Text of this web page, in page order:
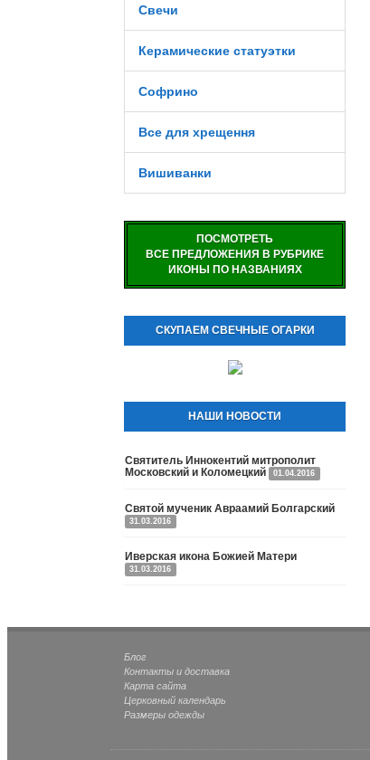
Свечи
Керамические статуэтки
Софрино
Все для хрещення
Вишиванки
ПОСМОТРЕТЬ
ВСЕ ПРЕДЛОЖЕНИЯ В РУБРИКЕ
ИКОНЫ ПО НАЗВАНИЯХ
СКУПАЕМ СВЕЧНЫЕ ОГАРКИ
НАШИ НОВОСТИ
Святитель Иннокентий митрополит
Московский и Коломецкий
01.04.2016
Святой мученик Авраамий Болгарский
31.03.2016
Иверская икона Божией Матери
31.03.2016
Блог
Контакты и доставка
Карта сайта
Церковный календарь
Размеры одежды